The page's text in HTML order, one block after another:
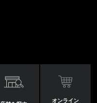
オンライン